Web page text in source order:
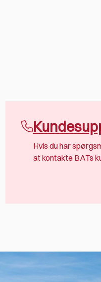
Hvis du har
at kontakte BATs